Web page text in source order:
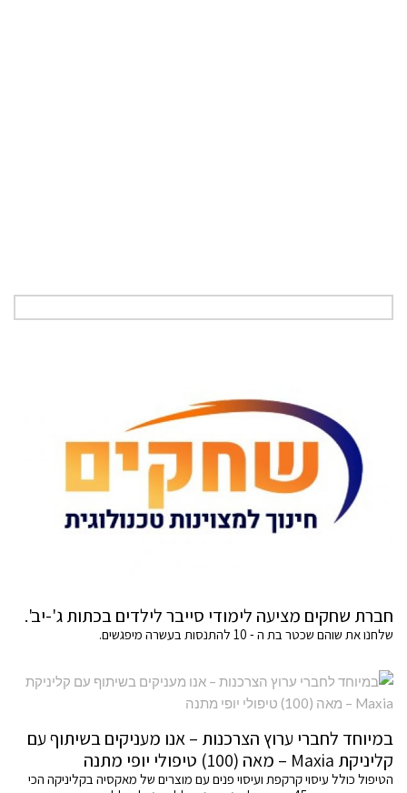
חברת שחקים מציעה לימודי סייבר לילדים בכתות ג'-יב'.
שלחנו את שוהם שכטר בת ה - 10 להתנסות בעשרה מיפגשים.
במיוחד לחברי ערוץ הצרכנות – אנו מעניקים בשיתוף עם
קליניקת Maxia – מאה (100) טיפולי יופי מתנה
הטיפול כולל עיסוי קרקפת ועיסוי פנים עם מוצרים של מאקסיה בקליניקה הכי